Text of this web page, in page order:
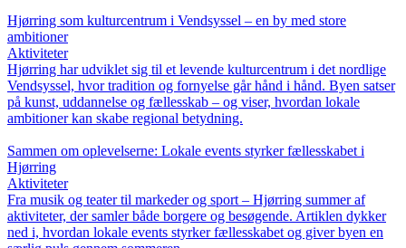
Hjørring som kulturcentrum i Vendsyssel – en by med store
ambitioner
Aktiviteter
Hjørring har udviklet sig til et levende kulturcentrum i det nordlige
Vendsyssel, hvor tradition og fornyelse går hånd i hånd. Byen satser
på kunst, uddannelse og fællesskab – og viser, hvordan lokale
ambitioner kan skabe regional betydning.
Sammen om oplevelserne: Lokale events styrker fællesskabet i
Hjørring
Aktiviteter
Fra musik og teater til markeder og sport – Hjørring summer af
aktiviteter, der samler både borgere og besøgende. Artiklen dykker
ned i, hvordan lokale events styrker fællesskabet og giver byen en